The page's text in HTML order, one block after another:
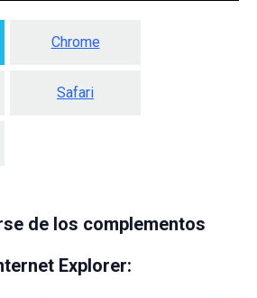
Chrome
Safari
de los complementos
Explorer: